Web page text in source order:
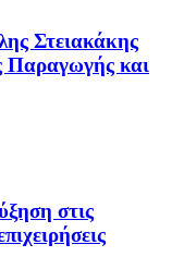
Στειακάκης
Παραγωγής και
στις